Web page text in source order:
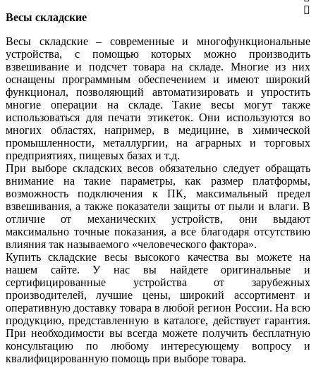
Весы складские
Весы складские – современные и многофункциональные
устройства, с помощью которых можно производить
взвешивание и подсчет товара на складе. Многие из них
оснащены программным обеспечением и имеют широкий
функционал, позволяющий автоматизировать и упростить
многие операции на складе. Такие весы могут также
использоваться для печати этикеток. Они используются во
многих областях, например, в медицине, в химической
промышленности, металлургии, на аграрных и торговых
предприятиях, пищевых базах и т.д.
При выборе складских весов обязательно следует обращать
внимание на такие параметры, как размер платформы,
возможность подключения к ПК, максимальный предел
взвешивания, а также показатели защиты от пыли и влаги. В
отличие от механических устройств, они выдают
максимально точные показания, а все благодаря отсутствию
влияния так называемого «человеческого фактора».
Купить складские весы высокого качества вы можете на
нашем сайте. У нас вы найдете оригинальные и
сертифицированные устройства от зарубежных
производителей, лучшие цены, широкий ассортимент и
оперативную доставку товара в любой регион России. На всю
продукцию, представленную в каталоге, действует гарантия.
При необходимости вы всегда можете получить бесплатную
консультацию по любому интересующему вопросу и
квалифицированную помощь при выборе товара.